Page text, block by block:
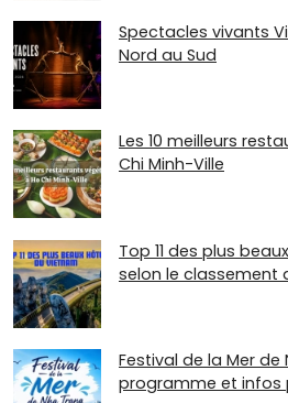
Spectacles vivants
Nord au Sud
Les 10 meilleurs
Chi Minh-Ville
Top 11 des plus
selon le classement
Festival de la Mer de
programme et infos